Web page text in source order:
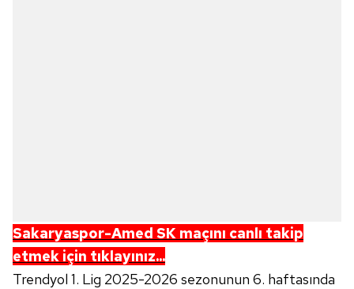
Sakaryaspor-Amed SK maçını canlı takip
etmek için tıklayınız...
Trendyol 1. Lig 2025-2026 sezonunun 6. haftasında